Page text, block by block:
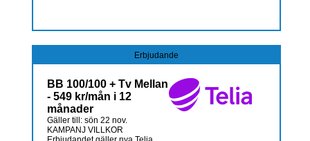
Erbjudande
BB 100/100 + Tv Mellan
- 549 kr/mån i 12
månader
Gäller till: sön 22 nov.
KAMPANJ VILLKOR